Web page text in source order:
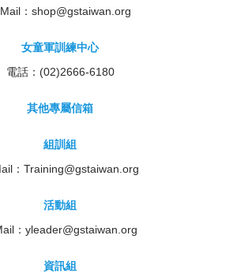
： shop@gstaiwan.org
女童軍訓練中心
電話：(02)2666-6180
其他專屬信箱
組訓組
： Training@gstaiwan.org
活動組
： yleader@gstaiwan.org
資訊組